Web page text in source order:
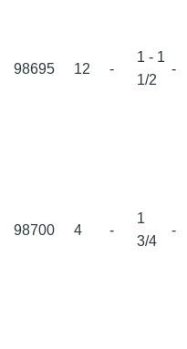
98695 12 -
1 - 1
1/2
-
98700 4 -
1
3/4
-